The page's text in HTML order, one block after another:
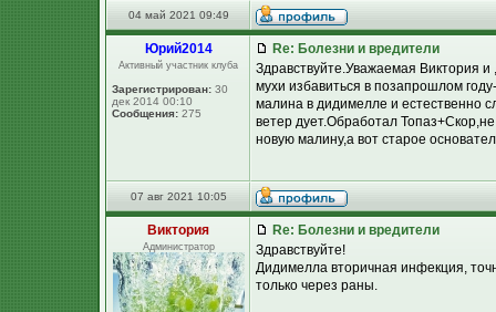
04 май 2021 09:49
Юpий2014
Активный участник клуба
Зарегистрирован: 30
дек 2014 00:10
Сообщения: 275
Re: Болезни и вредители
Здравствуйте.Уважаемая Виктория
мухи избавиться в позапрошлом
малина в дидимелле и естественно
ветер дует.Обработал
новую малину,а вот старое
07 авг 2021 10:05
Виктория
Администратор
Re: Болезни и вредители
Здравствуйте!
Дидимелла вторичная инфекция,
только через раны.